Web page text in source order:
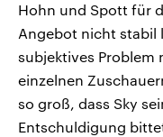
Hohn und Spott für
Angebot nicht stabil
subjektives Problem
einzelnen
so groß, dass Sky
Entschuldigung